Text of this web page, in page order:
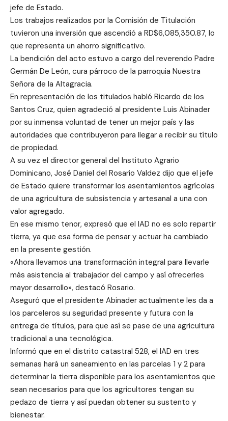
jefe de Estado.
Los trabajos realizados por la Comisión de Titulación
tuvieron una inversión que ascendió a RD$6,085,350.87, lo
que representa un ahorro significativo.
La bendición del acto estuvo a cargo del reverendo Padre
Germán De León, cura párroco de la parroquia Nuestra
Señora de la Altagracia.
En representación de los titulados habló Ricardo de los
Santos Cruz, quien agradeció al presidente Luis Abinader
por su inmensa voluntad de tener un mejor país y las
autoridades que contribuyeron para llegar a recibir su título
de propiedad.
A su vez el director general del Instituto Agrario
Dominicano, José Daniel del Rosario Valdez dijo que el jefe
de Estado quiere transformar los asentamientos agrícolas
de una agricultura de subsistencia y artesanal a una con
valor agregado.
En ese mismo tenor, expresó que el IAD no es solo repartir
tierra, ya que esa forma de pensar y actuar ha cambiado
en la presente gestión.
«Ahora llevamos una transformación integral para llevarle
más asistencia al trabajador del campo y así ofrecerles
mayor desarrollo», destacó Rosario.
Aseguró que el presidente Abinader actualmente les da a
los parceleros su seguridad presente y futura con la
entrega de títulos, para que así se pase de una agricultura
tradicional a una tecnológica.
Informó que en el distrito catastral 528, el IAD en tres
semanas hará un saneamiento en las parcelas 1 y 2 para
determinar la tierra disponible para los asentamientos que
sean necesarios para que los agricultores tengan su
pedazo de tierra y así puedan obtener su sustento y
bienestar.